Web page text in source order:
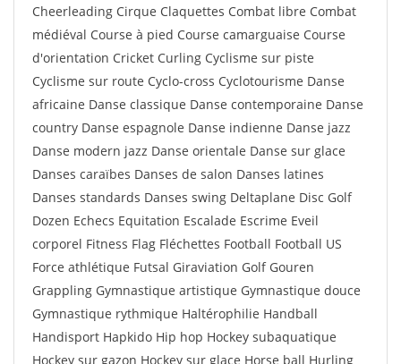
Cheerleading Cirque Claquettes Combat libre Combat
médiéval Course à pied Course camarguaise Course
d'orientation Cricket Curling Cyclisme sur piste
Cyclisme sur route Cyclo-cross Cyclotourisme Danse
africaine Danse classique Danse contemporaine Danse
country Danse espagnole Danse indienne Danse jazz
Danse modern jazz Danse orientale Danse sur glace
Danses caraïbes Danses de salon Danses latines
Danses standards Danses swing Deltaplane Disc Golf
Dozen Echecs Equitation Escalade Escrime Eveil
corporel Fitness Flag Fléchettes Football Football US
Force athlétique Futsal Giraviation Golf Gouren
Grappling Gymnastique artistique Gymnastique douce
Gymnastique rythmique Haltérophilie Handball
Handisport Hapkido Hip hop Hockey subaquatique
Hockey sur gazon Hockey sur glace Horse ball Hurling